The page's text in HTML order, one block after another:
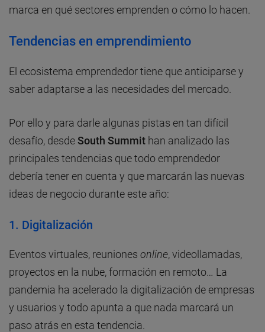
marca en qué sectores emprenden o cómo lo hacen.
Tendencias en emprendimiento
El ecosistema emprendedor tiene que anticiparse y
saber adaptarse a las necesidades del mercado.
Por ello y para darle algunas pistas en tan difícil
desafío, desdeSouth Summit han analizado las
principales tendencias que todo emprendedor
debería tener en cuenta y que marcarán las nuevas
ideas de negocio durante este año:
1. Digitalización
Eventos virtuales, reuniones online, videollamadas,
proyectos en la nube, formación en remoto… La
pandemia ha acelerado la digitalización de empresas
y usuarios y todo apunta a que nada marcará un
paso atrás en esta tendencia.